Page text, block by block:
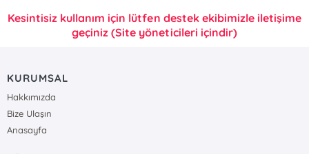
Kesintisiz kullanım için lütfen destek ekibimizle iletişime
geçiniz (Site yöneticileri içindir)
KURUMSAL
Hakkımızda
Bize Ulaşın
Anasayfa